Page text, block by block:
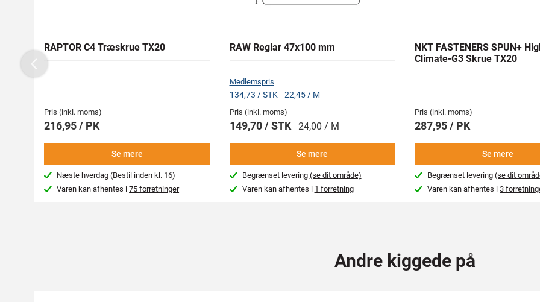
RAPTOR C4 Træskrue TX20
Pris (inkl. moms)
216,95 / PK
Se mere
Næste hverdag (Bestil inden kl. 16)
Varen kan afhentes i75 forretninger
RAW Reglar 47x100 mm
Medlemspris
134,73 / STK 22,45 / M
Pris (inkl. moms)
149,70 / STK 24,00 / M
Se mere
Begrænset levering (se dit område)
Varen kan afhentes i 1 forretning
NKT FASTENERS SPUN+
Climate-G3 Skrue TX20
Pris (inkl. moms)
287,95 / PK
Se mere
Begrænset levering(se dit
Varen kan afhentes i3
Previous
Andre kiggede på